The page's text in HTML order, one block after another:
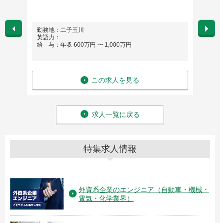
勤務地：二子玉川
英語力：
給 与：年収 600万円 〜 1,000万円
この求人を見る
勤務
英語
求人一覧に戻る
特集求人情報
外資系企業のエンジニア（自動車・機械・
電気・化学業界）